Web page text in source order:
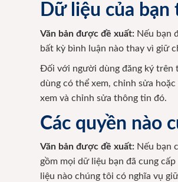
Dữ liệu của
Văn bản được đề xuất: Nếu bạn
bất kỳ bình luận nào thay vì giữ
Đối với người dùng đăng ký trên
dùng có thể xem, chỉnh sửa
xem và chỉnh sửa thông tin đó.
Các quyền nào
Văn bản được đề xuất: Nếu bạn
gồm mọi dữ liệu bạn đã cung
liệu nào chúng tôi có nghĩa vụ